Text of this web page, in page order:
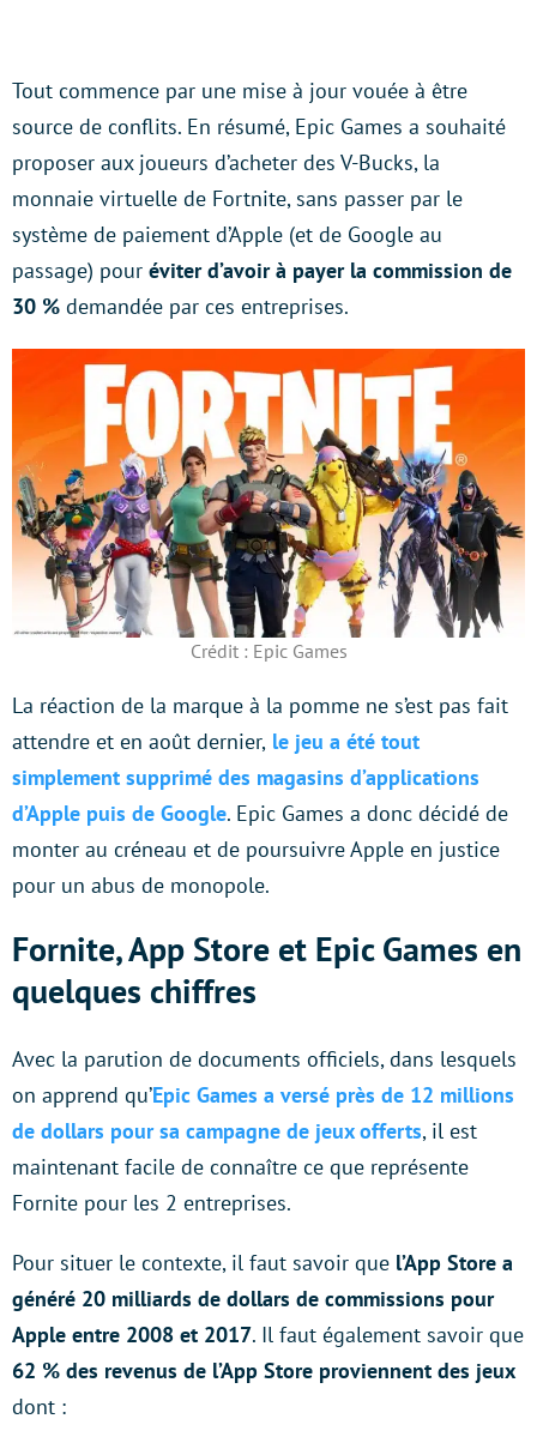
Tout commence par une mise à jour vouée à être
source de conflits. En résumé, Epic Games a souhaité
proposer aux joueurs d’acheter des V-Bucks, la
monnaie virtuelle de Fortnite, sans passer par le
système de paiement d’Apple (et de Google au
passage) pour éviter d’avoir à payer la commission de
30 % demandée par ces entreprises.
Crédit : Epic Games
La réaction de la marque à la pomme ne s’est pas fait
attendre et en août dernier, le jeu a été tout
simplement supprimé des magasins d’applications
d’Apple puis de Google. Epic Games a donc décidé de
monter au créneau et de poursuivre Apple en justice
pour un abus de monopole.
Fornite, App Store et Epic Games en
quelques chiffres
Avec la parution de documents officiels, dans lesquels
on apprend qu’Epic Games a versé près de 12 millions
de dollars pour sa campagne de jeux offerts, il est
maintenant facile de connaître ce que représente
Fornite pour les 2 entreprises.
Pour situer le contexte, il faut savoir que l’App Store a
généré 20 milliards de dollars de commissions pour
Apple entre 2008 et 2017. Il faut également savoir que
62 % des revenus de l’App Store proviennent des jeux
dont :